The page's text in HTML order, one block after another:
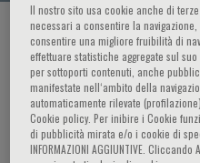
HOME PAGE / CORSI ED
Lars Rejnmark
Il nostro sito usa cookie anche di
necessari a consentire la
consentire una migliore fruibilità di
effettuare statistiche aggregate sul
per sottoporti contenuti, anche
manifestate nell‘ambito della
automaticamente rilevate
Cookie policy. Per inibire i Cookie
di pubblicità mirata e/o i cookie di
INFORMAZIONI AGGIUNTIVE.